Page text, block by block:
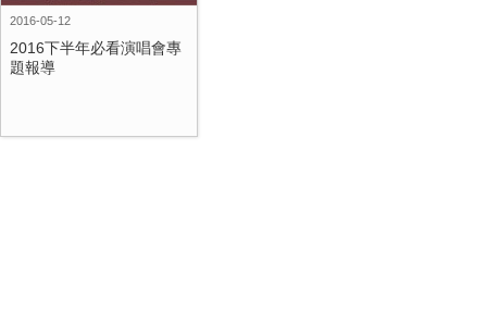
2016-05-12
2016下半年必看演唱會專
題報導